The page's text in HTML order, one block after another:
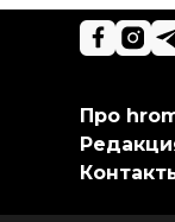
Про